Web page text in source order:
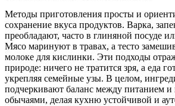
Методы приготовления просты и
сохранение вкуса продуктов. Варка,
преобладают, часто в глиняной посуде
Мясо маринуют в травах, а тесто
молоке для кислинки. Эти подходы
природе: ничего не тратится зря, а еда
укрепляя семейные узы. В целом,
подчеркивают баланс между питанием и
обычаями, делая кухню устойчивой и